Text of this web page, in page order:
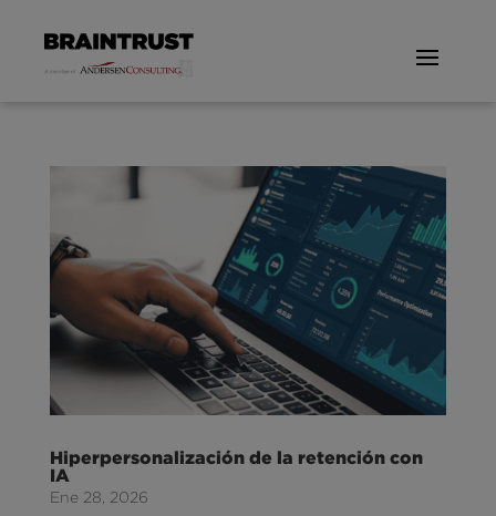
Hiperpersonalización de la retención con
IA
Ene 28, 2026